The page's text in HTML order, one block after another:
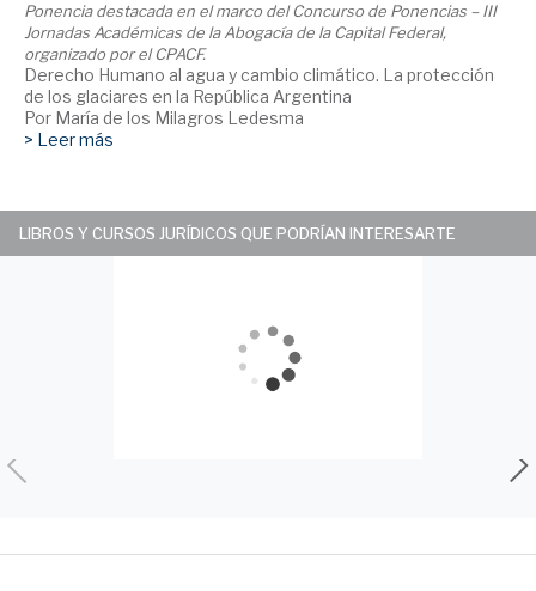
Ponencia destacada en el marco del Concurso de Ponencias – III
Jornadas Académicas de la Abogacía de la Capital Federal,
organizado por el CPACF.
Derecho Humano al agua y cambio climático. La protección
de los glaciares en la República Argentina
Por María de los Milagros Ledesma
> Leer más
LIBROS Y CURSOS JURÍDICOS QUE PODRÍAN INTERESARTE